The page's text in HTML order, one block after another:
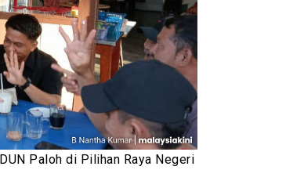
Paloh di Pilihan Raya Negeri